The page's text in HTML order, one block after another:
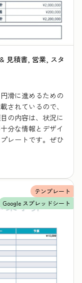
見積書, 営業, スタ
滑に進めるための
されているので、
の内容は、状況に
分な情報とデザイ
レートです。ぜひ
テンプレート
Google スプレッドシート